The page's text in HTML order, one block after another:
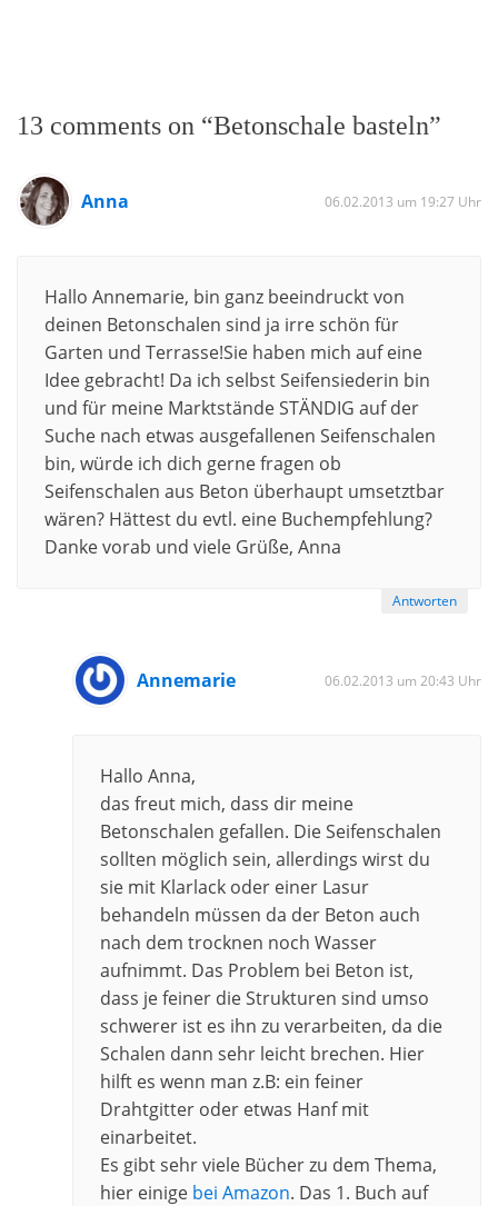
13 comments on “Betonschale basteln”
Anna 06.02.2013 um 19:27 Uhr
Hallo Annemarie, bin ganz beeindruckt von
deinen Betonschalen sind ja irre schön für
Garten und Terrasse!Sie haben mich auf eine
Idee gebracht! Da ich selbst Seifensiederin bin
und für meine Marktstände STÄNDIG auf der
Suche nach etwas ausgefallenen Seifenschalen
bin, würde ich dich gerne fragen ob
Seifenschalen aus Beton überhaupt umsetztbar
wären? Hättest du evtl. eine Buchempfehlung?
Danke vorab und viele Grüße, Anna
Antworten
Annemarie 06.02.2013 um 20:43 Uhr
Hallo Anna,
das freut mich, dass dir meine
Betonschalen gefallen. Die Seifenschalen
sollten möglich sein, allerdings wirst du
sie mit Klarlack oder einer Lasur
behandeln müssen da der Beton auch
nach dem trocknen noch Wasser
aufnimmt. Das Problem bei Beton ist,
dass je feiner die Strukturen sind umso
schwerer ist es ihn zu verarbeiten, da die
Schalen dann sehr leicht brechen. Hier
hilft es wenn man z.B: ein feiner
Drahtgitter oder etwas Hanf mit
einarbeitet.
Es gibt sehr viele Bücher zu dem Thema,
hier einige bei Amazon. Das 1. Buch auf